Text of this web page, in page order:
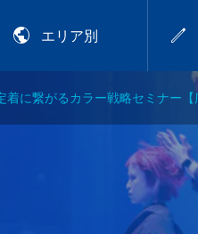
 エリア別 
2026年9月28
2026.9.28
いは、仕込め
OSE流デジパ
【岡山】
に繋がるカラー戦略セミナー【